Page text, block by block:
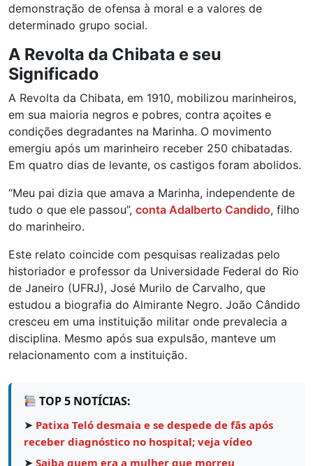
demonstração de ofensa à moral e a valores de
determinado grupo social.
A Revolta da Chibata e seu
Significado
A Revolta da Chibata, em 1910, mobilizou marinheiros,
em sua maioria negros e pobres, contra açoites e
condições degradantes na Marinha. O movimento
emergiu após um marinheiro receber 250 chibatadas.
Em quatro dias de levante, os castigos foram abolidos.
“Meu pai dizia que amava a Marinha, independente de
tudo o que ele passou”, conta Adalberto Candido, filho
do marinheiro.
Este relato coincide com pesquisas realizadas pelo
historiador e professor da Universidade Federal do Rio
de Janeiro (UFRJ), José Murilo de Carvalho, que
estudou a biografia do Almirante Negro. João Cândido
cresceu em uma instituição militar onde prevalecia a
disciplina. Mesmo após sua expulsão, manteve um
relacionamento com a instituição.
TOP 5 NOTÍCIAS:
➤ Patixa Teló desmaia e se despede de fãs após
receber diagnóstico no hospital; veja vídeo
➤ Saiba quem era a mulher que morreu